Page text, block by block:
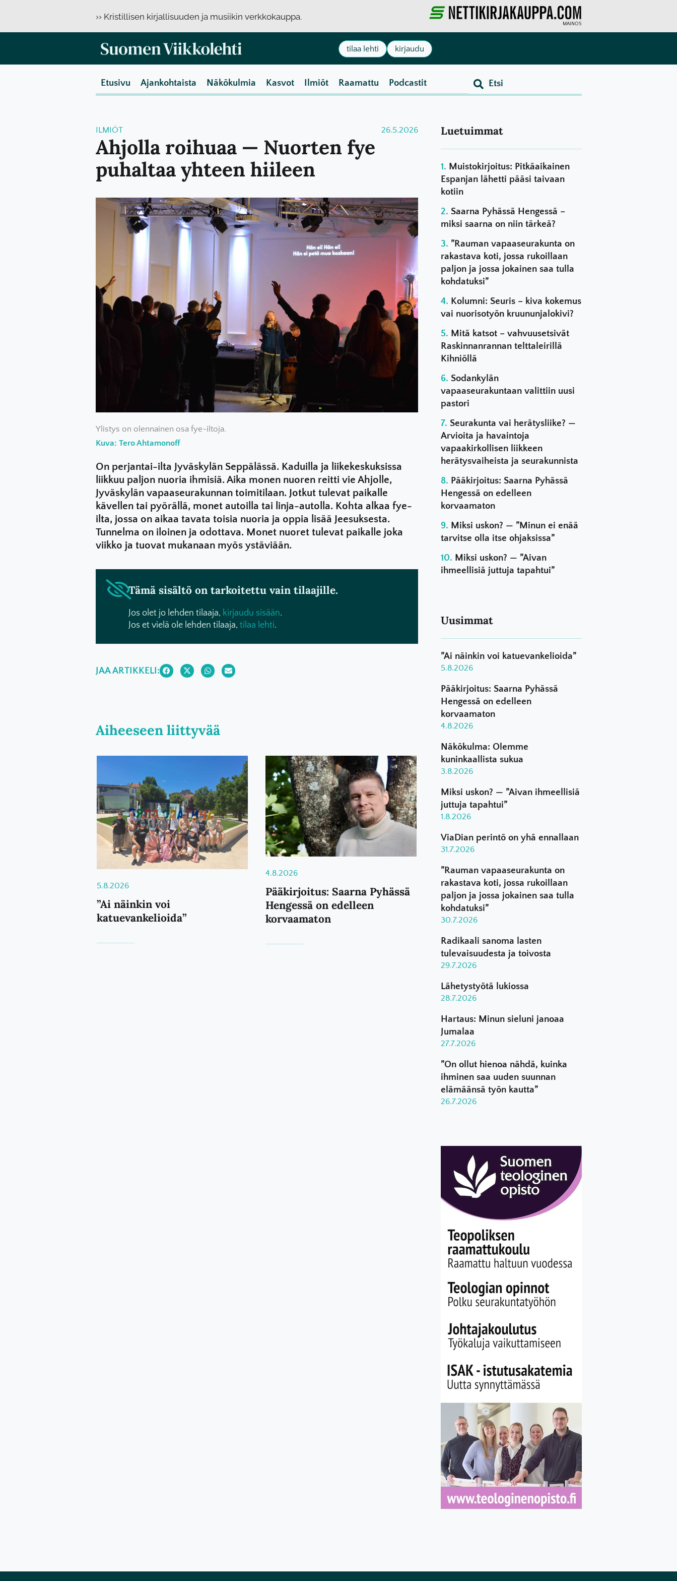
›› Kristillisen kirjallisuuden ja musiikin verkkokauppa.
MAINOS
tilaa lehti kirjaudu
Etusivu Ajankohtaista Näkökulmia Kasvot Ilmiöt Raamattu Podcastit
ILMIÖT 26.5.2026
Ahjolla roihuaa — Nuorten fye
puhaltaa yhteen hiileen
Ylistys on olennainen osa fye-iltoja.
Kuva: Tero Ahtamonoff
On perjantai-ilta Jyväskylän Seppälässä. Kaduilla ja liikekeskuksissa
liikkuu paljon nuoria ihmisiä. Aika monen nuoren reitti vie Ahjolle,
Jyväskylän vapaaseurakunnan toimitilaan. Jotkut tulevat paikalle
kävellen tai pyörällä, monet autoilla tai linja-autolla. Kohta alkaa fye-
ilta, jossa on aikaa tavata toisia nuoria ja oppia lisää Jeesuksesta.
Tunnelma on iloinen ja odottava. Monet nuoret tulevat paikalle joka
viikko ja tuovat mukanaan myös ystäviään.
Tämä sisältö on tarkoitettu vain tilaajille.
Jos olet jo lehden tilaaja, kirjaudu sisään.
Jos et vielä ole lehden tilaaja, tilaa lehti.
JAA ARTIKKELI:
Aiheeseen liittyvää
5.8.2026
”Ai näinkin voi
katuevankelioida”
4.8.2026
Pääkirjoitus: Saarna Pyhässä
Hengessä on edelleen
korvaamaton
Luetuimmat
Muistokirjoitus: Pitkäaikainen
Espanjan lähetti pääsi taivaan
kotiin
Saarna Pyhässä Hengessä –
miksi saarna on niin tärkeä?
”Rauman vapaaseurakunta on
rakastava koti, jossa rukoillaan
paljon ja jossa jokainen saa tulla
kohdatuksi”
Kolumni: Seuris – kiva kokemus
vai nuorisotyön kruununjalokivi?
Mitä katsot – vahvuusetsivät
Raskinnanrannan telttaleirillä
Kihniöllä
Sodankylän
vapaaseurakuntaan valittiin uusi
pastori
Seurakunta vai herätysliike? —
Arvioita ja havaintoja
vapaakirkollisen liikkeen
herätysvaiheista ja seurakunnista
Pääkirjoitus: Saarna Pyhässä
Hengessä on edelleen
korvaamaton
Miksi uskon? — ”Minun ei enää
tarvitse olla itse ohjaksissa”
Miksi uskon? — ”Aivan
ihmeellisiä juttuja tapahtui”
Uusimmat
”Ai näinkin voi katuevankelioida”
5.8.2026
Pääkirjoitus: Saarna Pyhässä
Hengessä on edelleen
korvaamaton
4.8.2026
Näkökulma: Olemme
kuninkaallista sukua
3.8.2026
Miksi uskon? — ”Aivan ihmeellisiä
juttuja tapahtui”
1.8.2026
ViaDian perintö on yhä ennallaan
31.7.2026
”Rauman vapaaseurakunta on
rakastava koti, jossa rukoillaan
paljon ja jossa jokainen saa tulla
kohdatuksi”
30.7.2026
Radikaali sanoma lasten
tulevaisuudesta ja toivosta
29.7.2026
Lähetystyötä lukiossa
28.7.2026
Hartaus: Minun sieluni janoaa
Jumalaa
27.7.2026
”On ollut hienoa nähdä, kuinka
ihminen saa uuden suunnan
elämäänsä työn kautta”
26.7.2026